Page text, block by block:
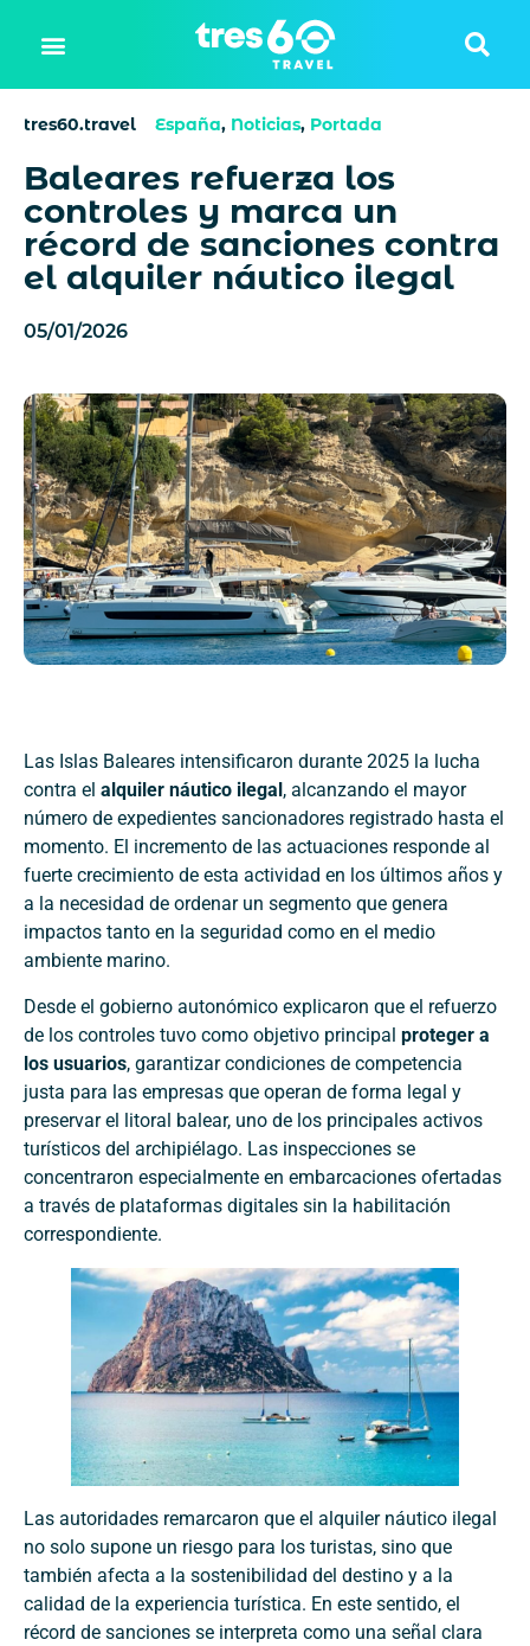
tres60.travel España, Noticias, Portada
Baleares refuerza los
controles y marca un
récord de sanciones contra
el alquiler náutico ilegal
05/01/2026
Las Islas Baleares intensificaron durante 2025 la lucha
contra el alquiler náutico ilegal , alcanzando el mayor
número de expedientes sancionadores registrado hasta el
momento. El incremento de las actuaciones responde al
fuerte crecimiento de esta actividad en los últimos años y
a la necesidad de ordenar un segmento que genera
impactos tanto en la seguridad como en el medio
ambiente marino.
Desde el gobierno autonómico explicaron que el refuerzo
de los controles tuvo como objetivo principal proteger a
los usuarios, garantizar condiciones de competencia
justa para las empresas que operan de forma legal y
preservar el litoral balear, uno de los principales activos
turísticos del archipiélago. Las inspecciones se
concentraron especialmente en embarcaciones ofertadas
a través de plataformas digitales sin la habilitación
correspondiente.
Las autoridades remarcaron que el alquiler náutico ilegal
no solo supone un riesgo para los turistas, sino que
también afecta a la sostenibilidad del destino y a la
calidad de la experiencia turística. En este sentido, el
récord de sanciones se interpreta como una señal clara